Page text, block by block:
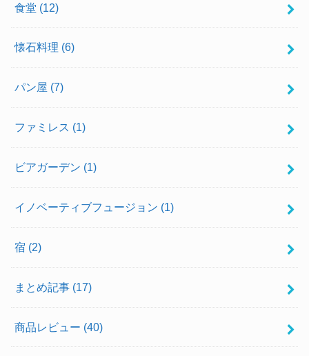
食堂 (12)
懐石料理 (6)
パン屋 (7)
ファミレス (1)
ビアガーデン (1)
イノベーティブフュージョン (1)
宿 (2)
まとめ記事 (17)
商品レビュー (40)